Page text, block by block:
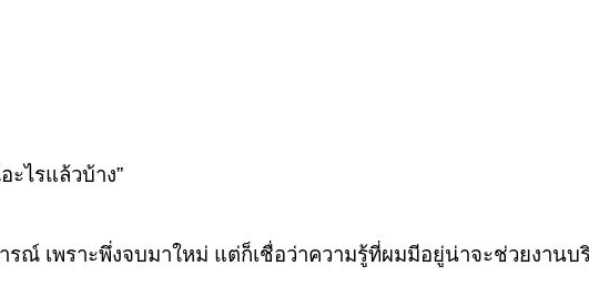
ไรแล้วบ้าง”
รณ์ เพราะพึ่งจบมาใหม่ แต่ก็เชื่อว่าความรู้ที่ผมมีอยู่น่าจะช่วยงานบ